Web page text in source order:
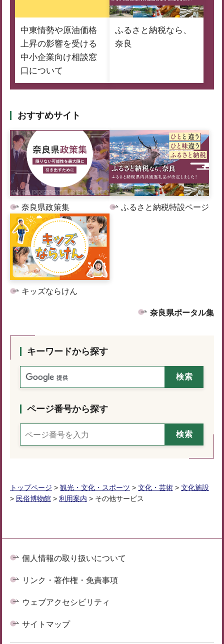
中東情勢や原油価格
上昇の影響を受ける
中小企業向け相談窓
口について
ふるさと納税なら、
奈良
おすすめサイト
奈良県政策集 ふるさと納税特設ページ
キッズならけん
奈良県ポータル集
キーワードから探す
ページ番号から探す
トップページ > 観光・文化・スポーツ > 文化・芸術 > 文化施設
> 民俗博物館 > 利用案内 > その他サービス
個人情報の取り扱いについて
リンク・著作権・免責事項
ウェブアクセシビリティ
サイトマップ